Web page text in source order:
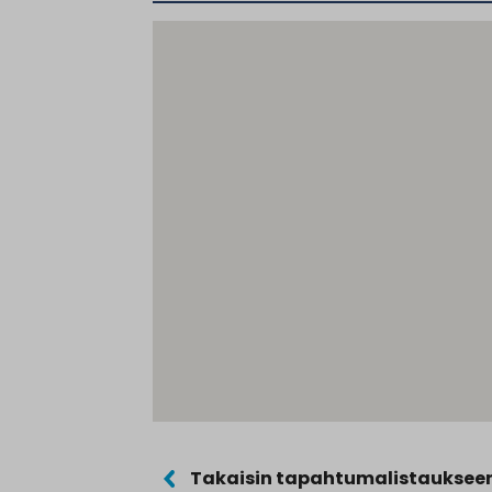
Takaisin